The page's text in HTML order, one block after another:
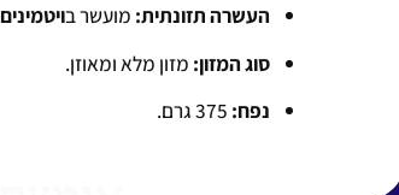
העשרה תזונתית: מועשר בויטמינים
סוג המזון: מזון מלא ומאוזן.
נפח: